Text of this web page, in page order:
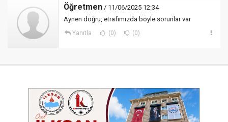
Öğretmen / 11/06/2025 12:34
Aynen doğru, etrafımızda böyle sorunlar var
Yanıtla (0) (0)